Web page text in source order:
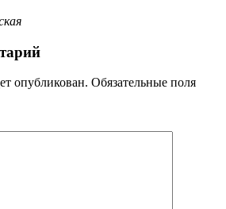
опубликован. Обязательные поля